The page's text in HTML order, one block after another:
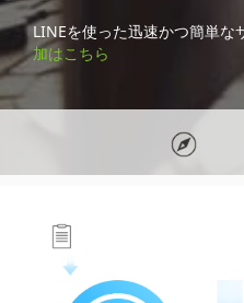
LINEを使った迅速かつ簡単な
加はこちら